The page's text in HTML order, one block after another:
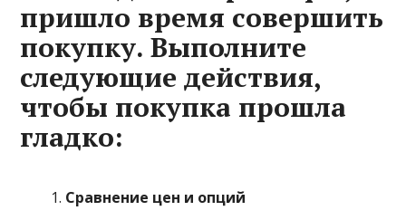
пришло время совершить
покупку. Выполните
следующие действия,
чтобы покупка прошла
гладко:
Сравнение цен и опций